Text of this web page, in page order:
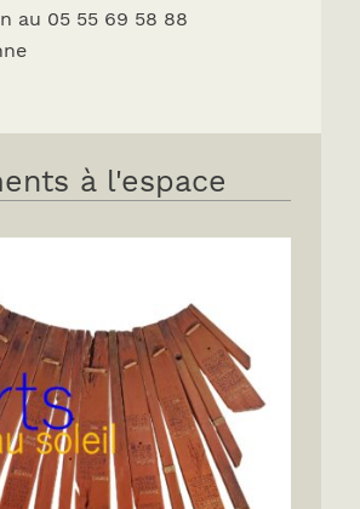
au 05 55 69 58 88
à l'espace